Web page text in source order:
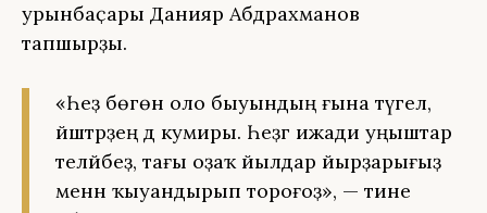
урынбаҫары Данияр Абдрахманов
тапшырҙы.
«Һеҙ бөгөн оло быуындың ғына түгел,
йәштәрҙең дә кумиры. Һеҙгә ижади уңыштар
теләйбеҙ, тағы оҙаҡ йылдар йырҙарығыҙ
менән ҡыуандырып тороғоҙ», — тине